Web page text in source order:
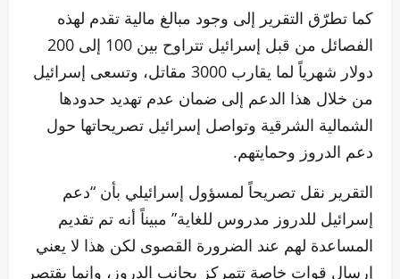
كما تطرّق التقرير إلى وجود مبالغ مالية تقدم لهذه
الفصائل من قبل إسرائيل تتراوح بين 100 إلى 200
دولار شهرياً لما يقارب 3000 مقاتل، وتسعى إسرائيل
من خلال هذا الدعم إلى ضمان عدم تهديد حدودها
الشمالية الشرقية وتواصل إسرائيل تصريحاتها حول
دعم الدروز وحمايتهم.
التقرير نقل تصريحاً لمسؤول إسرائيلي بأن “دعم
إسرائيل للدروز مدروس للغاية” مبيناً أنه تم تقديم
المساعدة لهم عند الضرورة القصوى لكن هذا لا يعني
إرسال قوات خاصة تتمركز بجانب الدروز، وإنما يقتصر